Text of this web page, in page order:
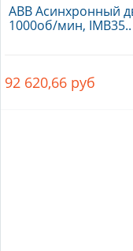
ABB Асинхронный
1000об/мин, IMB35..
92 620,66 руб